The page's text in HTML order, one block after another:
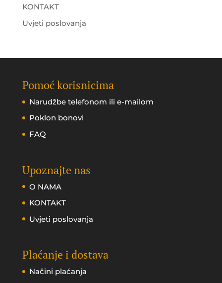
KONTAKT
Uvjeti poslovanja
Pomoć korisnicima
Narudžbe telefonom ili e-mailom
Poklon bonovi
FAQ
Upoznajte nas
O NAMA
KONTAKT
Uvjeti poslovanja
Plaćanje i dostava
Načini plaćanja